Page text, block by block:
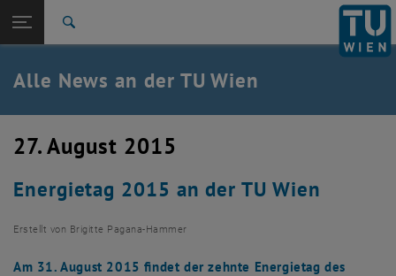
TU Login
Quicklinks
Quicklinks-Menü umschalten
Studium
Karriere
Zurück: Subseiten von TU Wien Startseite auflisten
Zurück zur letzten Ebene:
TU Wien Startseite
Übersicht
Alle News an der TU Wien
27. August 2015
Energietag 2015 an der TU Wien
Erstellt von Brigitte Pagana-Hammer
Am 31. August 2015 findet der zehnte Energietag des